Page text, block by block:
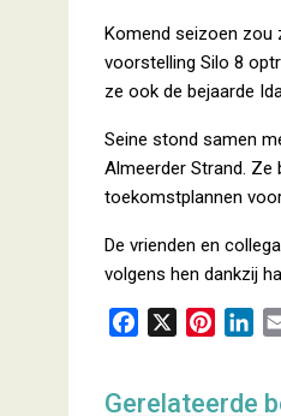
Komend seizoen zou
voorstelling Silo 8
ze ook de bejaarde
Seine stond samen
Almeerder Strand. Ze
toekomstplannen
De vrienden en
volgens hen dankzij
e
t
k
Gerelateerde